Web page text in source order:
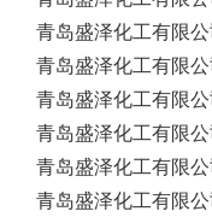
青岛盛泽化工有限公
青岛盛泽化工有限公
青岛盛泽化工有限公
青岛盛泽化工有限公
青岛盛泽化工有限公
青岛盛泽化工有限公